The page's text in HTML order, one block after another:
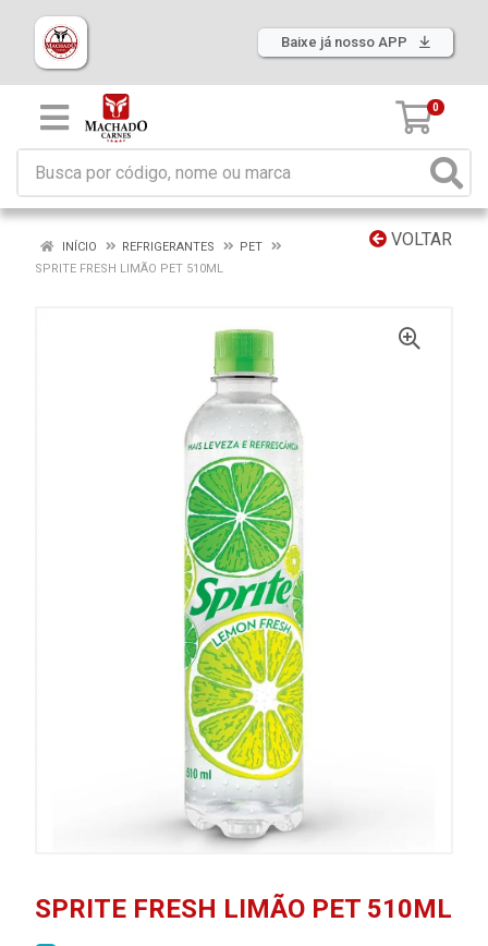
Baixe já nosso APP
0
VOLTAR
INÍCIO REFRIGERANTES
PET
SPRITE FRESH LIMÃO PET 510ML
SPRITE FRESH LIMÃO PET 510ML